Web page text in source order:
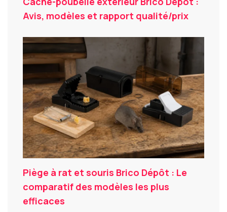
Avis, modèles et rapport qualité/prix
Piège à rat et souris Brico Dépôt : Le
comparatif des modèles les plus
efficaces